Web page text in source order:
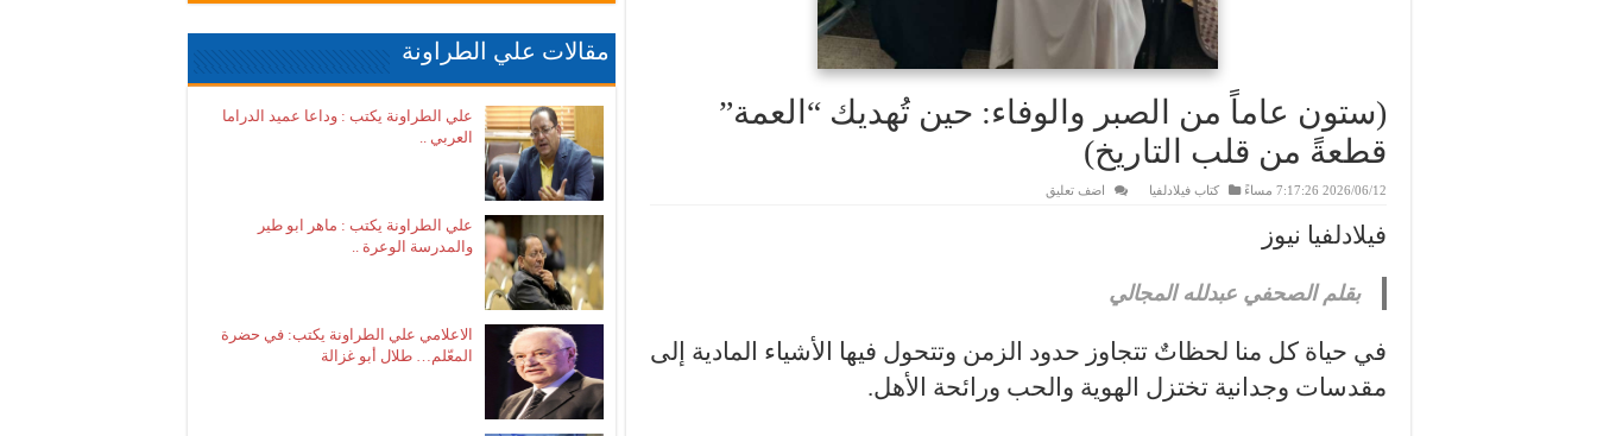
(ستون عاماً من الصبر والوفاء: حين تُهديك “العمة”
قطعةً من قلب التاريخ)
2026/06/12 7:17:26 مساءً كتاب فيلادلفيا اضف تعليق
فيلادلفيا نيوز
بقلم الصحفي عبدلله المجالي
​في حياة كل منا لحظاتٌ تتجاوز حدود الزمن وتتحول فيها الأشياء المادية إلى
مقدسات وجدانية تختزل الهوية والحب ورائحة الأهل.
مقالات علي الطراونة
علي الطراونة يكتب : وداعا عميد الدراما
العربي ..
علي الطراونة يكتب : ماهر ابو طير
والمدرسة الوعرة ..
الاعلامي علي الطراونة يكتب: في حضرة
المعّلم… طلال أبو غزالة